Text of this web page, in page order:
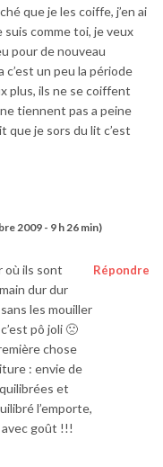
que je les coiffe, j’en ai
suis comme toi, je veux
pour de nouveau
c’est un peu la période
plus, ils ne se coiffent
tiennent pas a peine
que je sors du lit c’est
2009 - 9 h 26 min)
Répondre
où ils sont
dur dur
les mouiller
pô joli 🙁
chose
: envie de
et
l’emporte,
goût !!!